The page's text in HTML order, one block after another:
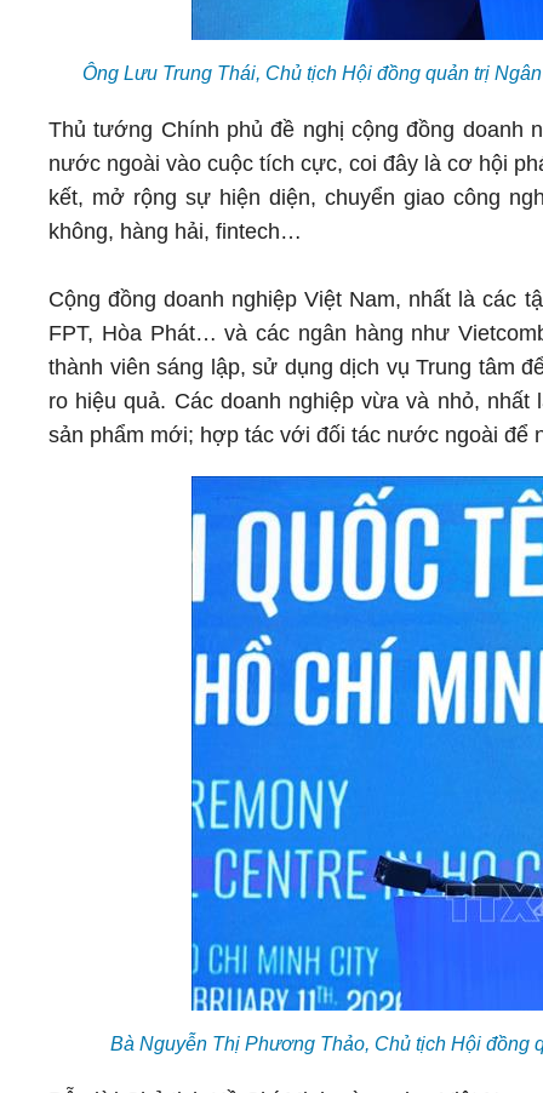
Ông Lưu Trung Thái, Chủ tịch Hội đồng quản trị
Thủ tướng Chính phủ đề nghị cộng đồng doanh
nước ngoài vào cuộc tích cực, coi đây là cơ hội
kết, mở rộng sự hiện diện, chuyển giao công
không, hàng hải, fintech…
Cộng đồng doanh nghiệp Việt Nam, nhất là các
FPT, Hòa Phát… và các ngân hàng như
thành viên sáng lập, sử dụng dịch vụ Trung tâm
ro hiệu quả. Các doanh nghiệp vừa và nhỏ,
sản phẩm mới; hợp tác với đối tác nước ngoài để
Bà Nguyễn Thị Phương Thảo, Chủ tịch Hội đồng